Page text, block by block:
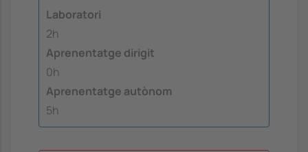
Laboratori
2h
Aprenentatge dirigit
0h
Aprenentatge autònom
5h